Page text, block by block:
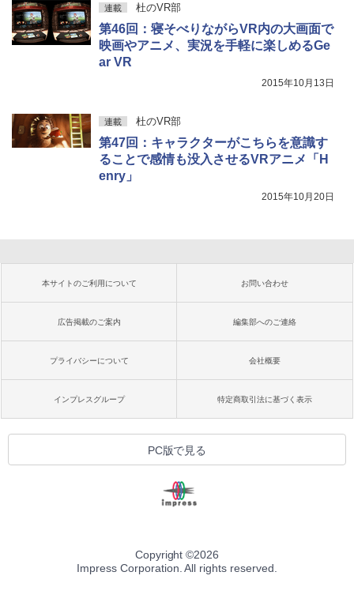
連載 杜のVR部
第46回：寝そべりながらVR内の大画面で
映画やアニメ、実況を手軽に楽しめるGe
ar VR
2015年10月13日
連載 杜のVR部
第47回：キャラクターがこちらを意識す
ることで感情も没入させるVRアニメ「H
enry」
2015年10月20日
本サイトのご利用について お問い合わせ
広告掲載のご案内 編集部へのご連絡
プライバシーについて 会社概要
インプレスグループ 特定商取引法に基づく表示
PC版で見る
Copyright ©2026
Impress Corporation. All rights reserved.